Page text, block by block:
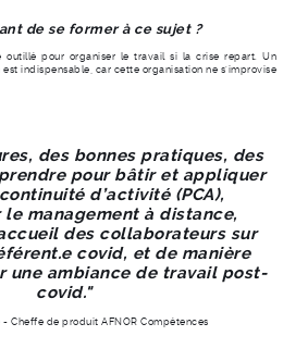
de se former à ce sujet ?
outillé pour organiser le travail si la crise repart. Un
indispensable, car cette organisation ne s’improvise
des bonnes pratiques, des
pour bâtir et appliquer
d’activité (PCA),
management à distance,
des collaborateurs sur
covid, et de manière
une ambiance de travail post-
covid."
- Cheffe de produit AFNOR Compétences